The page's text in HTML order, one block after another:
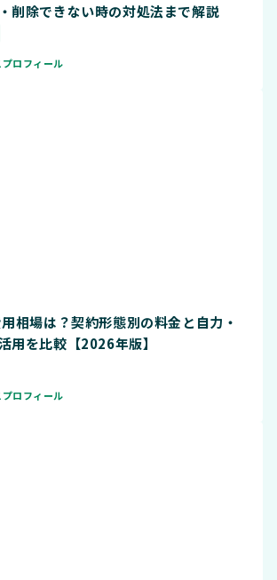
削除できない時の対処法まで解説
ロフィール
相場は？契約形態別の料金と自力・
用を比較【2026年版】
ロフィール